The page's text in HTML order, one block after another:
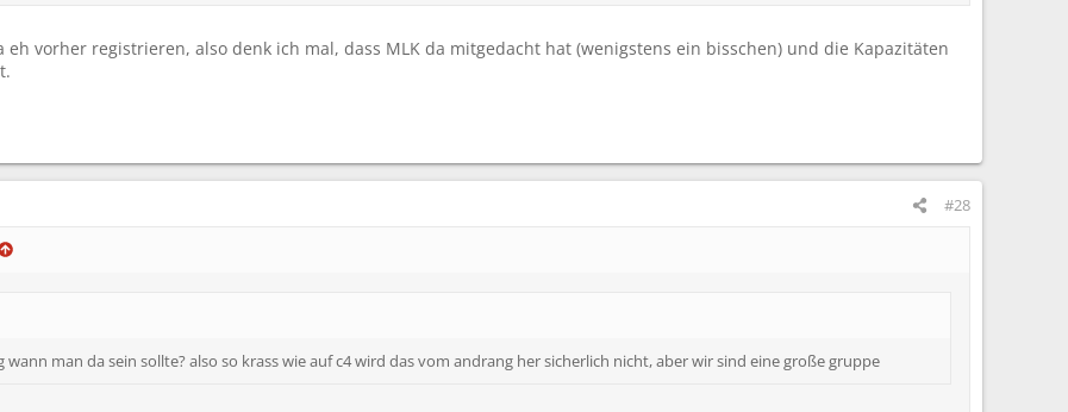
eh vorher registrieren, also denk ich mal, dass MLK da mitgedacht hat (wenigstens ein bisschen) und die Kapazitäten
#28
man da sein sollte? also so krass wie auf c4 wird das vom andrang her sicherlich nicht, aber wir sind eine große gruppe